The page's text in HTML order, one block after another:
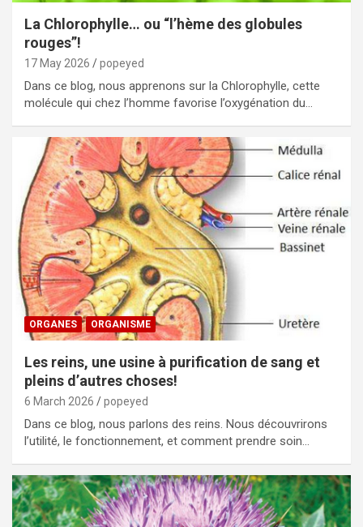
La Chlorophylle… ou “l’hème des globules
rouges”!
17 May 2026 popeyed
Dans ce blog, nous apprenons sur la Chlorophylle, cette
molécule qui chez l’homme favorise l’oxygénation du…
ORGANES ORGANISME
Les reins, une usine à purification de sang et
pleins d’autres choses!
6 March 2026 popeyed
Dans ce blog, nous parlons des reins. Nous découvrirons
l’utilité, le fonctionnement, et comment prendre soin…